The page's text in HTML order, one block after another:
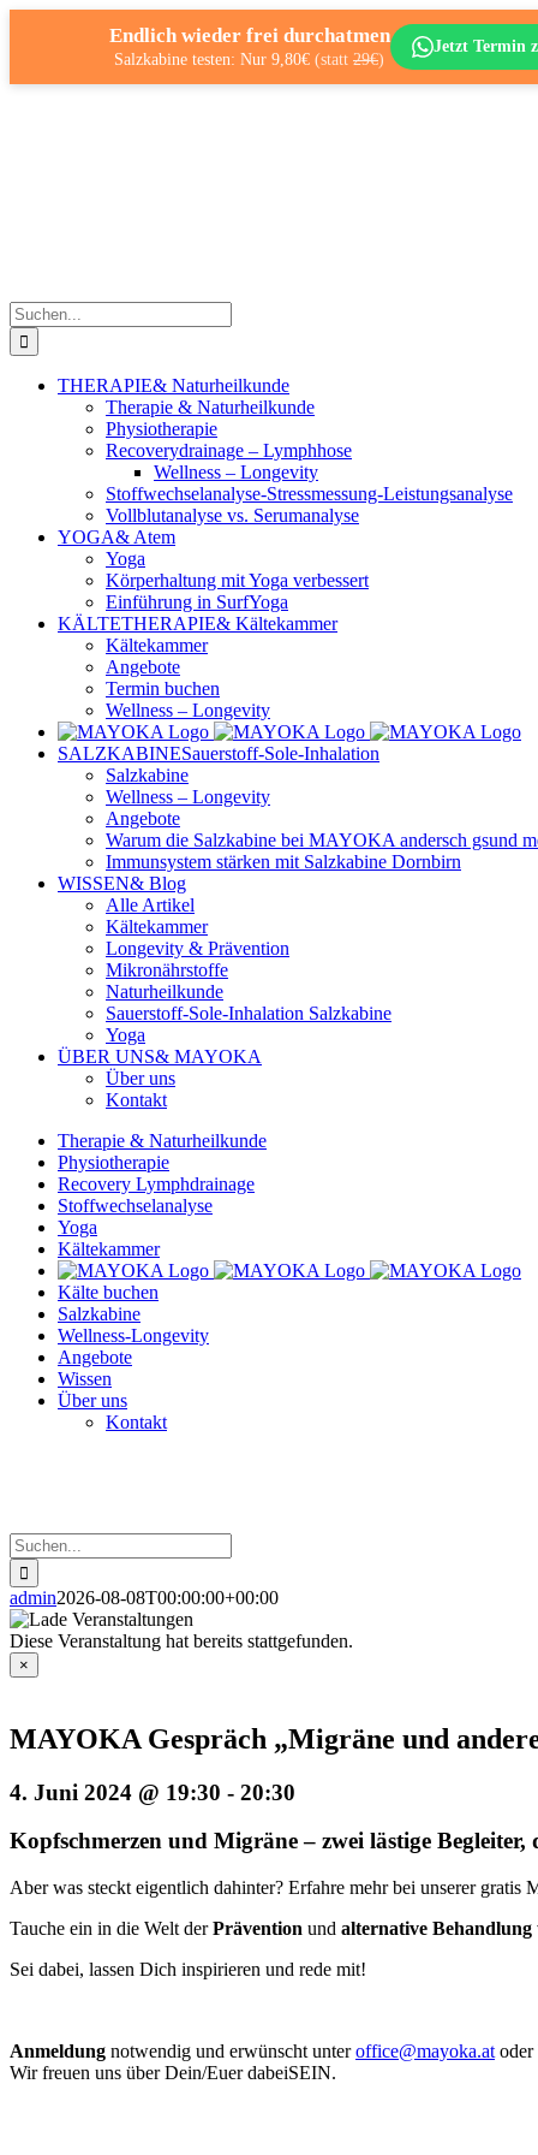
Endlich wieder frei durchatmen
Salzkabine testen: Nur 9,80€ (statt 29€)
Jetzt Termin
Suche
nach:
THERAPIE& Naturheilkunde
Therapie & Naturheilkunde
Physiotherapie
Recoverydrainage – Lymphhose
Wellness – Longevity
Stoffwechselanalyse-Stressmessung-Leistungsanalyse
Vollblutanalyse vs. Serumanalyse
YOGA& Atem
Yoga
Körperhaltung mit Yoga verbessert
Einführung in SurfYoga
KÄLTETHERAPIE& Kältekammer
Kältekammer
Angebote
Termin buchen
Wellness – Longevity
SALZKABINESauerstoff-Sole-Inhalation
Salzkabine
Wellness – Longevity
Angebote
Warum die Salzkabine bei MAYOKA andersch gsund
Immunsystem stärken mit Salzkabine Dornbirn
WISSEN& Blog
Alle Artikel
Kältekammer
Longevity & Prävention
Mikronährstoffe
Naturheilkunde
Sauerstoff-Sole-Inhalation Salzkabine
Yoga
ÜBER UNS& MAYOKA
Über uns
Kontakt
Therapie & Naturheilkunde
Physiotherapie
Recovery Lymphdrainage
Stoffwechselanalyse
Yoga
Kältekammer
Kälte buchen
Salzkabine
Wellness-Longevity
Angebote
Wissen
Über uns
Kontakt
Suche
nach:
admin2026-08-08T00:00:00+00:00
Diese Veranstaltung hat bereits stattgefunden.
×
MAYOKA Gespräch „Migräne und
4. Juni 2024 @ 19:30 - 20:30
Kopfschmerzen und Migräne – zwei lästige Begleiter,
Aber was steckt eigentlich dahinter? Erfahre mehr bei unserer
Tauche ein in die Welt derPrävention und alternative Behandlung
Sei dabei, lassen Dich inspirieren und rede mit!
Anmeldung notwendig und erwünscht unteroffice@mayoka.at oder
Wir freuen uns über Dein/Euer dabeiSEIN.